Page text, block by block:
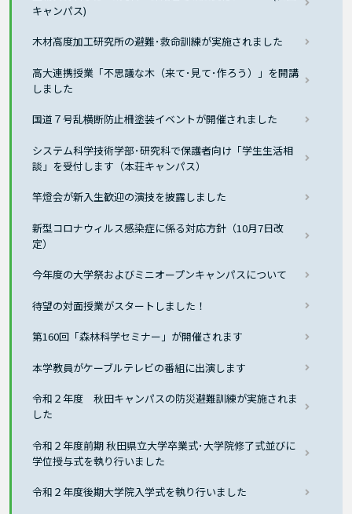
キャンパス)
木材高度加工研究所の避難･救命訓練が実施されました
高大連携授業「不思議な木（来て･見て･作ろう）」を開講
しました
国道７号乱横断防止柵塗装イベントが開催されました
システム科学技術学部･研究科で保護者向け「学生生活相
談」を受付します（本荘キャンパス）
竿燈会が新入生歓迎の演技を披露しました
新型コロナウィルス感染症に係る対応方針（10月7日改
定）
今年度の大学祭およびミニオープンキャンパスについて
待望の対面授業がスタートしました！
第160回「森林科学セミナー」が開催されます
本学教員がケーブルテレビの番組に出演します
令和２年度 秋田キャンパスの防災避難訓練が実施されま
した
令和２年度前期 秋田県立大学卒業式･大学院修了式並びに
学位授与式を執り行いました
令和２年度後期大学院入学式を執り行いました